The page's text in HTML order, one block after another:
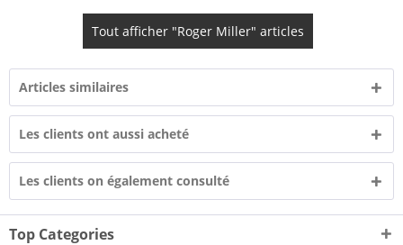
Tout afficher "Roger Miller" articles
Articles similaires
Les clients ont aussi acheté
Les clients on également consulté
Top Categories